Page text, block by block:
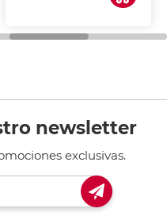
newsletter
exclusivas.